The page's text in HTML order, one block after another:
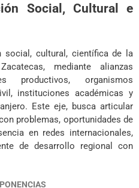
Social, Cultural e
social, cultural, científica de la
mediante alianzas
productivos, organismos
institucionesacadémicas y
Este eje, busca articular
problemas, oportunidades de
en redes internacionales,
de desarrollo regional con